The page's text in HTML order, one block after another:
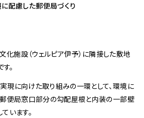
網
配慮した郵便局づくり
施設（ウェルピア伊予）に隣接した敷地
。
現に向けた取り組みの一環として、環境に
便局窓口部分の勾配屋根と内装の一部壁
います。